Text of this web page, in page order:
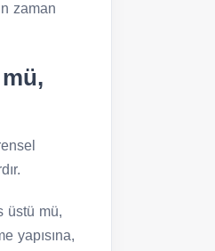
zaman
üstü mü,
yapısına,